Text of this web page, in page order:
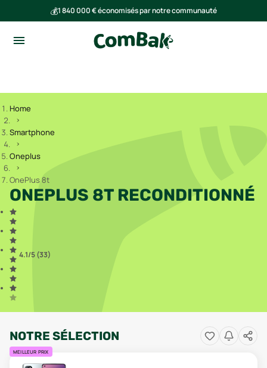
💰1 840 000 € économisés par notre communauté
Home
Smartphone
Oneplus
OnePlus 8t
ONEPLUS 8T RECONDITIONNÉ
4.1/5 (33)
NOTRE SÉLECTION
MEILLEUR PRIX